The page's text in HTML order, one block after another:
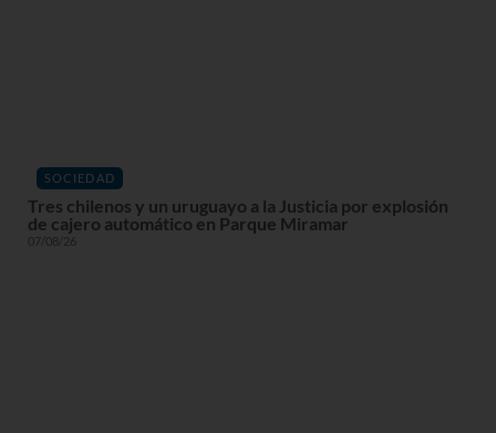
SOCIEDAD
Tres chilenos y un uruguayo a la Justicia por explosión
de cajero automático en Parque Miramar
07/08/26